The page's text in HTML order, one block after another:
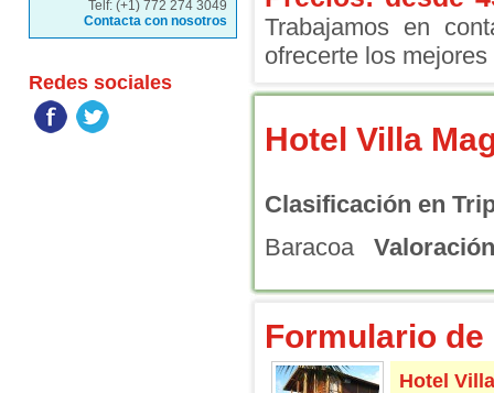
Trabajamos en
ofrecerte los
Hotel Villa
Clasificación en
Baracoa
Formulario
Hotel
Telf: (+1) 772 274 3049
Contacta con nosotros
Redes sociales